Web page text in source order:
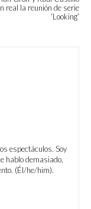
real la reunión de serie
‘Looking’
espectáculos. Soy
hablo demasiado,
(Él/he/him).